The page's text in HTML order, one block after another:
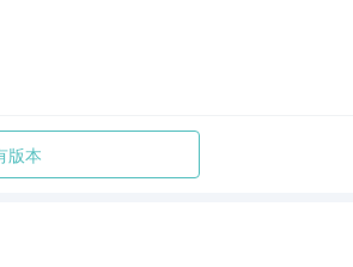
版本